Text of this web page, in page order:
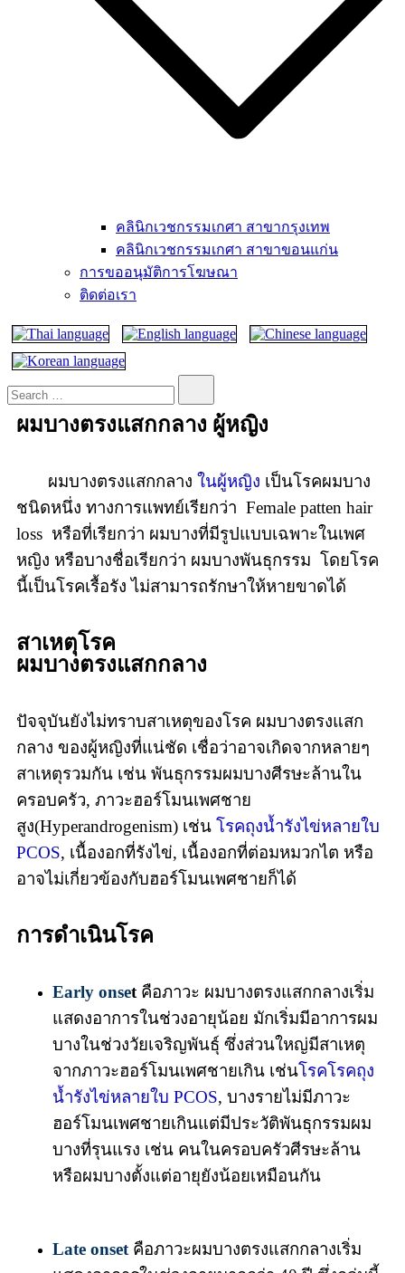
คลินิกเวชกรรมเกศา สาขากรุงเทพ
คลินิกเวชกรรมเกศา สาขาขอนแก่น
การขออนุมัติการโฆษณา
ติดต่อเรา
ผมบางตรงแสกกลาง ผู้หญิง
ผมบางตรงแสกกลาง ในผู้หญิง เป็นโรคผมบาง
ชนิดหนึ่ง ทางการแพทย์เรียกว่า Female patten hair
loss หรือที่เรียกว่า ผมบางที่มีรูปแบบเฉพาะในเพศ
หญิง หรือบางชื่อเรียกว่า ผมบางพันธุกรรม โดยโรค
นี้เป็นโรคเรื้อรัง ไม่สามารถรักษาให้หายขาดได้
สาเหตุโรค
ผมบางตรงแสกกลาง
ปัจจุบันยังไม่ทราบสาเหตุของโรค ผมบางตรงแสก
กลาง ของผู้หญิงที่แน่ชัด เชื่อว่าอาจเกิดจากหลายๆ
สาเหตุรวมกัน เช่น พันธุกรรมผมบางศีรษะล้านใน
ครอบครัว, ภาวะฮอร์โมนเพศชาย
สูง(Hyperandrogenism) เช่น โรคถุงน้ำรังไข่หลายใบ
PCOS, เนื้องอกที่รังไข่, เนื้องอกที่ต่อมหมวกไต หรือ
อาจไม่เกี่ยวข้องกับฮอร์โมนเพศชายก็ได้
การดำเนินโรค
Early onset คือภาวะ ผมบางตรงแสกกลางเริ่ม
แสดงอาการในช่วงอายุน้อย มักเริ่มมีอาการผม
บางในช่วงวัยเจริญพันธุ์ ซึ่งส่วนใหญ่มีสาเหตุ
จากภาวะฮอร์โมนเพศชายเกิน เช่นโรคโรคถุง
น้ำรังไข่หลายใบ PCOS, บางรายไม่มีภาวะ
ฮอร์โมนเพศชายเกินแต่มีประวัติพันธุกรรมผม
บางที่รุนแรง เช่น คนในครอบครัวศีรษะล้าน
หรือผมบางตั้งแต่อายุยังน้อยเหมือนกัน
Late onset คือภาวะผมบางตรงแสกกลางเริ่ม